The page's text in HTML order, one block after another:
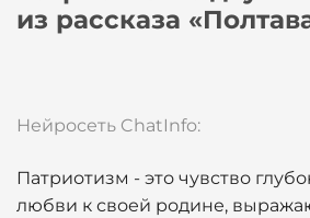
из рассказа
Нейросеть ChatInfo:
Патриотизм - это чувство
любви к своей родине,